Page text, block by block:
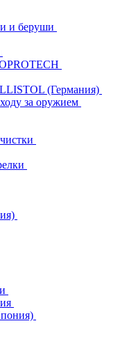
и беруши
(Германия)
за оружием